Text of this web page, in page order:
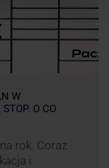
W
O CO
rok. Coraz
i